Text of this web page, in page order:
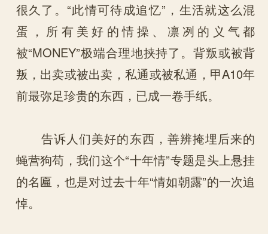
很久了。“此情可待成追忆”，生活就这么混
蛋，所有美好的情操、凛冽的义气都
被“MONEY”极端合理地挟持了。背叛或被背
叛，出卖或被出卖，私通或被私通，甲A10年
前最弥足珍贵的东西，已成一卷手纸。
告诉人们美好的东西，善辨掩埋后来的
蝇营狗苟，我们这个“十年情”专题是头上悬挂
的名匾，也是对过去十年“情如朝露”的一次追
悼。